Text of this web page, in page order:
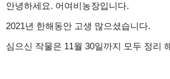
안녕하세요. 어여비농장입니다.
2021년 한해동안 고생 많으셨습니다.
심으신 작물은 11월 30일까지 모두 정리